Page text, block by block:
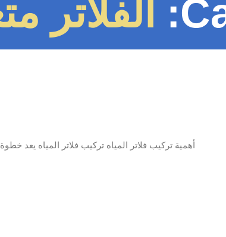
الفلاتر
أهمية تركيب فلاتر المياه تركيب فلاتر المياه يعد